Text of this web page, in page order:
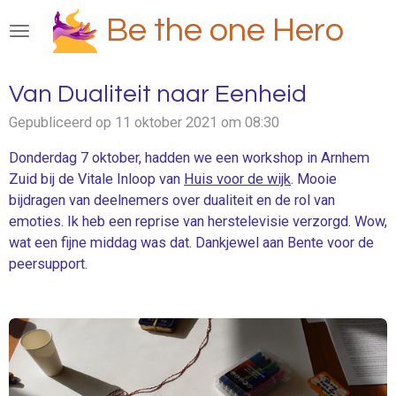
direct
de
hoofdinhoud
Be the one Hero
Van Dualiteit naar Eenheid
Gepubliceerd op 11 oktober 2021 om 08:30
Donderdag 7 oktober, hadden we een workshop in Arnhem
Zuid bij de Vitale Inloop van Huis voor de wijk. Mooie
bijdragen van deelnemers over dualiteit en de rol van
emoties. Ik heb een reprise van herstelevisie verzorgd. Wow,
wat een fijne middag was dat. Dankjewel aan Bente voor de
peersupport.